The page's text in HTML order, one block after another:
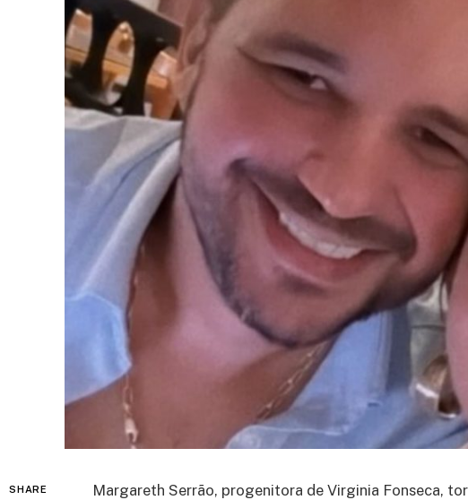
SHARE
Margareth Serrão, progenitora de Virginia Fonseca,